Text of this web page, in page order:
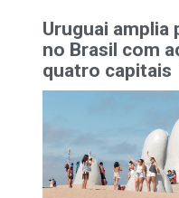
Uruguai amplia
no Brasil com
quatro capitais